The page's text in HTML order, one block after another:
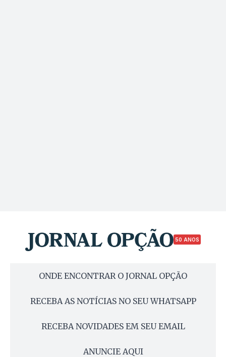
50 ANOS
ONDE ENCONTRAR O JORNAL OPÇÃO
RECEBA AS NOTÍCIAS NO SEU WHATSAPP
RECEBA NOVIDADES EM SEU EMAIL
ANUNCIE AQUI